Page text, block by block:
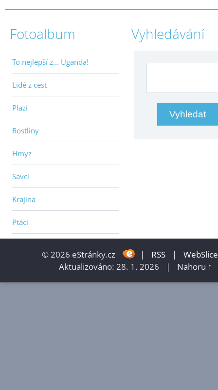
Fotoalbum
To nejlepší z... Uganda!
Lidé z cest
Plazi
Rostliny
Hmyz
Savci
Krajina
Ptáci
Vyhledávání
© 2026 eStránky.cz | RSS |
WebSlice
Aktualizováno: 28. 1. 2026
| Nahoru ↑